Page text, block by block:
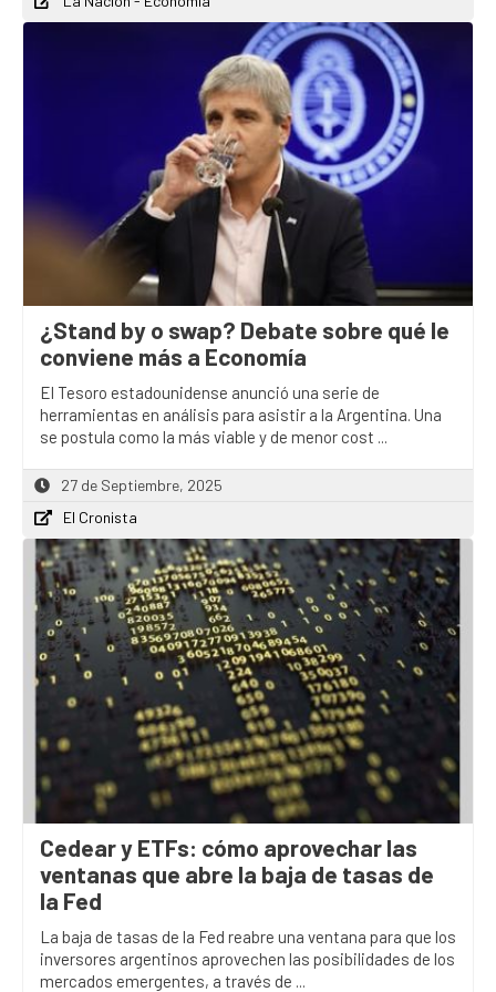
¿Stand by o swap? Debate sobre qué le
conviene más a Economía
El Tesoro estadounidense anunció una serie de
herramientas en análisis para asistir a la Argentina. Una
se postula como la más viable y de menor cost ...
27 de Septiembre, 2025
El Cronista
Cedear y ETFs: cómo aprovechar las
ventanas que abre la baja de tasas de
la Fed
La baja de tasas de la Fed reabre una ventana para que los
inversores argentinos aprovechen las posibilidades de los
mercados emergentes, a través de ...